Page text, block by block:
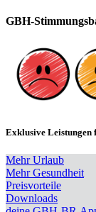
GBH-
Exklusive
Mehr Urlaub
Mehr Gesundheit
Preisvorteile
Downloads